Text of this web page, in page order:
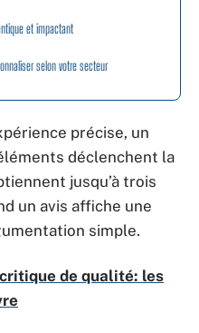
et impactant
selon votre secteur
précise, un
déclenchent la
jusqu’à trois
un avis affiche une
simple.
de qualité: les